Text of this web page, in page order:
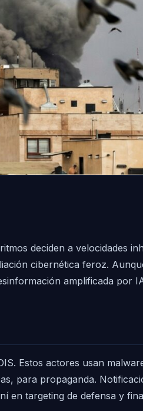
deciden a velocidades
cibernética feroz.
amplificada por
Estos actores usan
para propaganda.
en targeting de defensa y